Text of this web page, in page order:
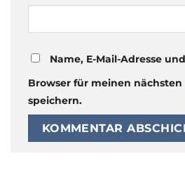
Name, E-Mail-Adresse
Browser für meinen
speichern.